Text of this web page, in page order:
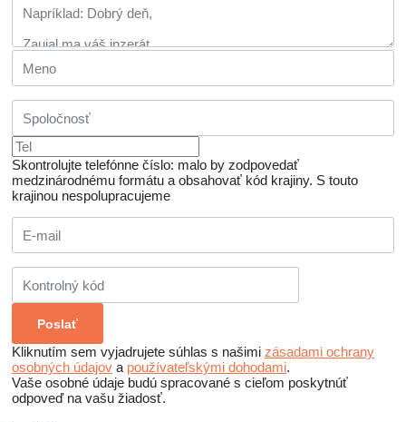
Skontrolujte telefónne číslo: malo by zodpovedať
medzinárodnému formátu a obsahovať kód krajiny. S touto
krajinou nespolupracujeme
Kliknutím sem vyjadrujete súhlas s našimi zásadami ochrany
osobných údajov a používateľskými dohodami.
Vaše osobné údaje budú spracované s cieľom poskytnúť
odpoveď na vašu žiadosť.